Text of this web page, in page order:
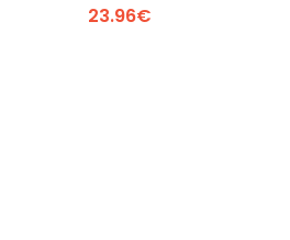
Voir plus +
23.96€